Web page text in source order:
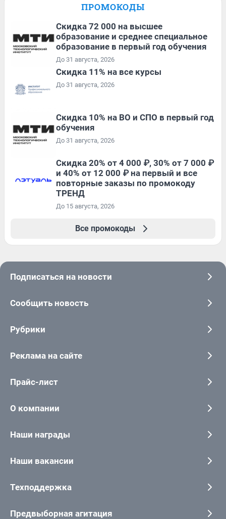
ПРОМОКОДЫ
Скидка 72 000 на высшее
образование и среднее специальное
образование в первый год обучения
До 31 августа, 2026
Скидка 11% на все курсы
До 31 августа, 2026
Скидка 10% на ВО и СПО в первый год
обучения
До 31 августа, 2026
Скидка 20% от 4 000 ₽, 30% от 7 000 ₽
и 40% от 12 000 ₽ на первый и все
повторные заказы по промокоду
ТРЕНД
До 15 августа, 2026
Все промокоды
Подписаться на новости
Сообщить новость
Рубрики
Реклама на сайте
Прайс-лист
О компании
Наши награды
Наши вакансии
Техподдержка
Предвыборная агитация